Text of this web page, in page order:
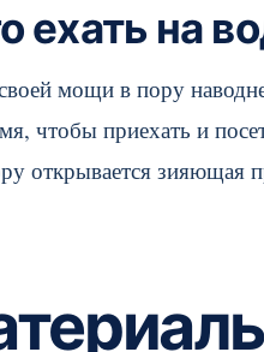
ехать на
мощи в пору
чтобы приехать и
открывается зияющая